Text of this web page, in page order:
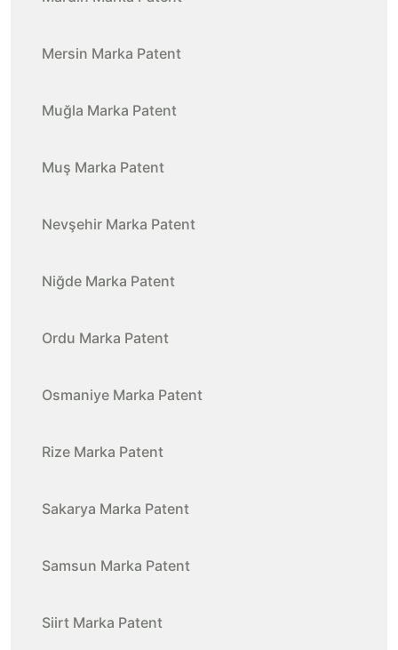
Mersin Marka Patent
Muğla Marka Patent
Muş Marka Patent
Nevşehir Marka Patent
Niğde Marka Patent
Ordu Marka Patent
Osmaniye Marka Patent
Rize Marka Patent
Sakarya Marka Patent
Samsun Marka Patent
Siirt Marka Patent